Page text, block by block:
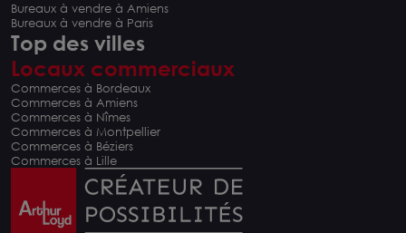
Bureaux à vendre à Amiens
Bureaux à vendre à Paris
Top des villes
Locaux commerciaux
Commerces à Bordeaux
Commerces à Amiens
Commerces à Nîmes
Commerces à Montpellier
Commerces à Béziers
Commerces à Lille